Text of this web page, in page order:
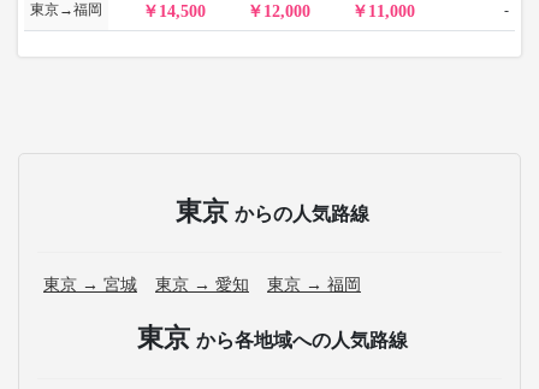
東京→福岡 14,500 12,000 11,000 -
東京 からの人気路線
東京 → 宮城 東京 → 愛知 東京 → 福岡
東京 から各地域への人気路線